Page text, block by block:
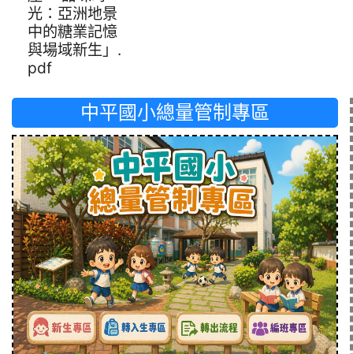
光：亞洲地景
中的糖業記憶
與場域新生」.
pdf
中平國小總量管制專區